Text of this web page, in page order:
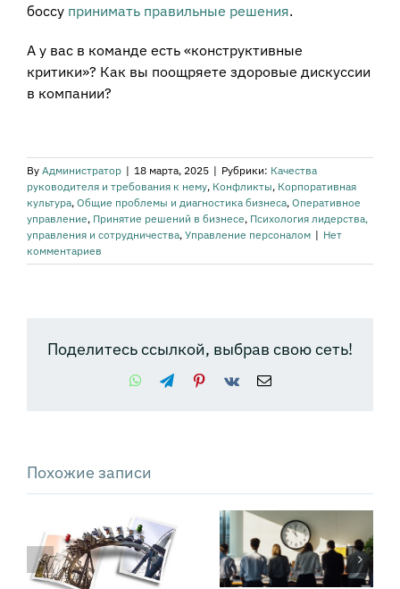
боссу принимать правильные решения.
А у вас в команде есть «конструктивные
критики»? Как вы поощряете здоровые дискуссии
в компании?
By Администратор | 18 марта, 2025 | Рубрики: Качества
руководителя и требования к нему, Конфликты, Корпоративная
культура, Общие проблемы и диагностика бизнеса, Оперативное
управление, Принятие решений в бизнесе, Психология лидерства,
управления и сотрудничества, Управление персоналом | Нет
комментариев
Поделитесь ссылкой, выбрав свою сеть!
WhatsApp
TelegramPinterest
Vk Email
Похожие записи
Сколько стоят
операционные
потери
Как превратить
«драмы»